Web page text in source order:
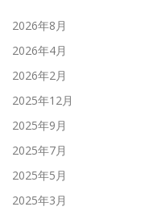
2026年8月
2026年4月
2026年2月
2025年12月
2025年9月
2025年7月
2025年5月
2025年3月